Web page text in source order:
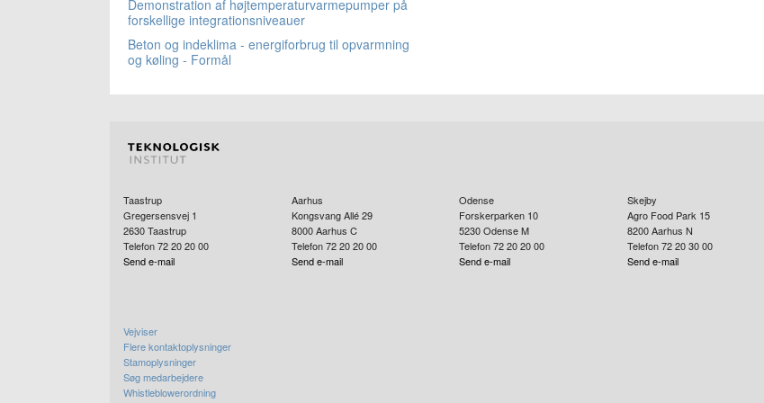
Demonstration af højtemperaturvarmepumper på
forskellige integrationsniveauer
Beton og indeklima - energiforbrug til opvarmning
og køling - Formål
Taastrup
Gregersensvej 1
2630Taastrup
Telefon 72 20 20 00
Send e-mail
Aarhus
Kongsvang Allé 29
8000 Aarhus C
Telefon 72 20 20 00
Send e-mail
Odense
Forskerparken 10
5230 Odense M
Telefon 72 20 20 00
Send e-mail
Skejby
Agro Food Park 15
8200Aarhus N
Telefon 72 20 30 00
Send e-mail
Vejviser
Flere kontaktoplysninger
Stamoplysninger
Søg medarbejdere
Whistleblowerordning